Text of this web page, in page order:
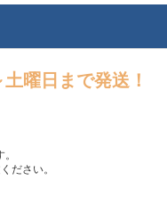
曜日まで発送！
ださい。